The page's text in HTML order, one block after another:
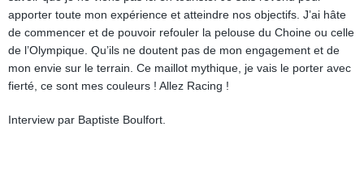
apporter toute mon expérience et atteindre nos objectifs. J’ai hâte
de commencer et de pouvoir refouler la pelouse du Choine ou celle
de l’Olympique. Qu’ils ne doutent pas de mon engagement et de
mon envie sur le terrain. Ce maillot mythique, je vais le porter avec
fierté, ce sont mes couleurs ! Allez Racing !
Interview par Baptiste Boulfort.